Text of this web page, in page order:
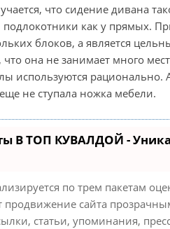
что сидение дивана
подлокотники как у прямых.
блоков, а является
она не занимает много
используются
не ступала ножка мебели.
В ТОП КУВАЛДОЙ -
по трем пакетам
продвижение сайта
статьи, упоминания,